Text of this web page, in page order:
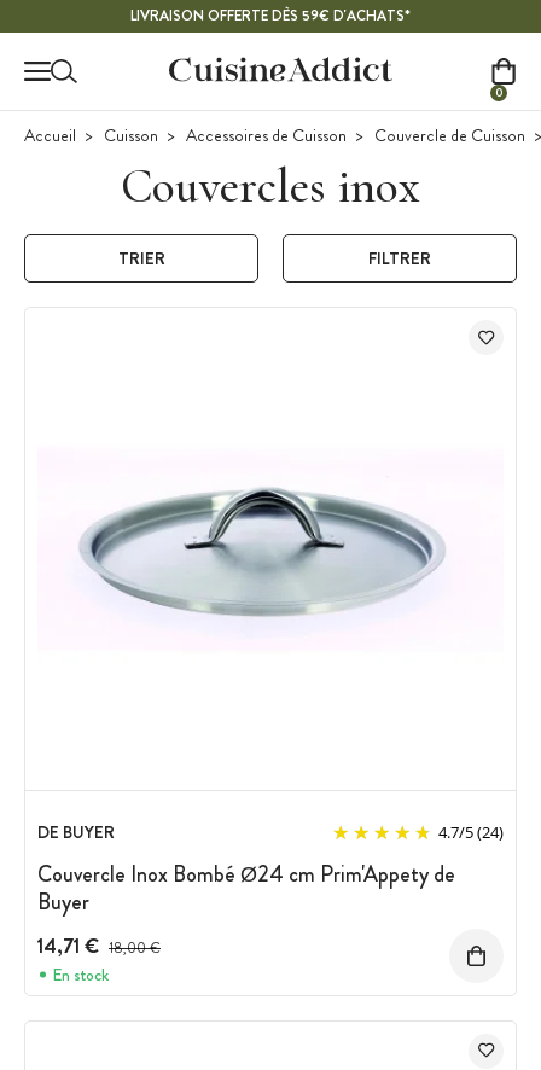
LIVRAISON OFFERTE DÈS 59€ D'ACHATS*
0
Accueil Cuisson Accessoires de Cuisson Couvercle de Cuisson
Couvercles inox
TRIER FILTRER
DE BUYER 4.7/5(24)
Couvercle Inox Bombé Ø24 cm Prim'Appety de
Buyer
14,71 € Prix avant réduction :
18,00 €
En stock